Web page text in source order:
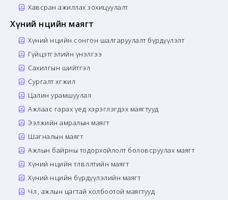
Хавсран ажиллах зохицуулалт
Хүний нөөцийн маягт
Хүний нөөцийн сонгон шалгаруулалт бүрдүүлэлт
Гүйцэтгэлийн үнэлгээ
Сахилгын шийтгэл
Сургалт хөгжил
Цалин урамшуулал
Ажлаас гарах үед хэрэглэгдэх маягтууд
Ээлжийн амралын маягт
Шагналын маягт
Ажлын байрны тодорхойлолт боловсруулах маягт
Хүний нөөцийн төлөвлөлтийн маягт
Хүний нөөцийн бүрдүүлэлийн маягт
Чөлөө, ажлын цагтай холбоотой маягтууд